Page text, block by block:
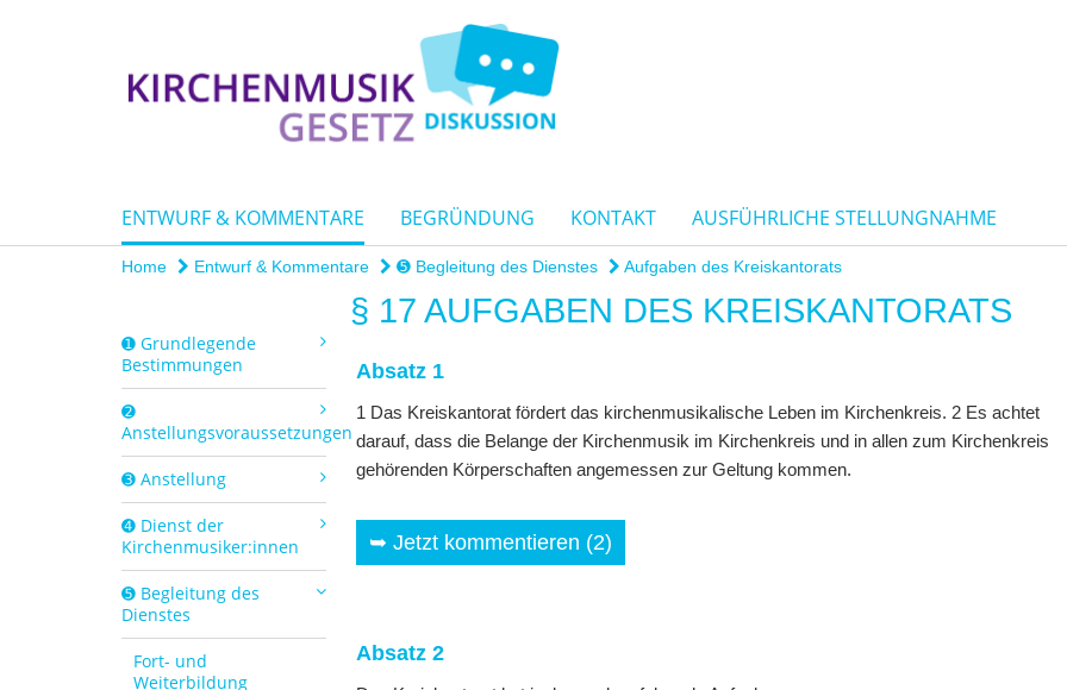
ENTWURF & KOMMENTARE BEGRÜNDUNG KONTAKT AUSFÜHRLICHE STELLUNGNAHME
Home Entwurf & Kommentare ➎ Begleitung des Dienstes Aufgaben des Kreiskantorats
➊ Grundlegende
Bestimmungen
➋
Anstellungsvoraussetzungen
➌ Anstellung
➍ Dienst der
Kirchenmusiker:innen
➎ Begleitung des
Dienstes
Fort- und
Weiterbildung
§ 17 AUFGABEN DES KREISKANTORATS
Absatz 1
1 Das Kreiskantorat fördert das kirchenmusikalische Leben im Kirchenkreis. 2 Es achtet
darauf, dass die Belange der Kirchenmusik im Kirchenkreis und in allen zum Kirchenkreis
gehörenden Körperschaften angemessen zur Geltung kommen.
➥ Jetzt kommentieren (2)
Absatz 2